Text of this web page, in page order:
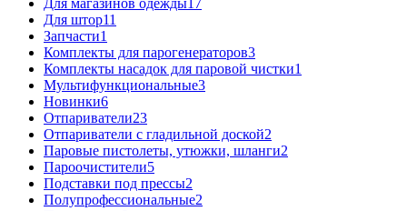
Для магазинов одежды17
Для штор11
Запчасти1
Комплекты для парогенераторов3
Комплекты насадок для паровой чистки1
Мультифункциональные3
Новинки6
Отпариватели23
Отпариватели с гладильной доской2
Паровые пистолеты, утюжки, шланги2
Пароочистители5
Подставки под прессы2
Полупрофессиональные2